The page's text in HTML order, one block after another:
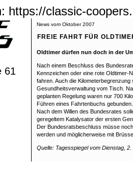
https://classic-
61
News vom Oktober 2007
FREIE FAHRT FÜR
Oldtimer dürfen nun doch in der
Nach einem Beschluss des
Kennzeichen oder eine rote Oldtimer-
fahren. Auch die
Gesundheitsverwaltung vom Tisch.
geplanten Regelung waren nur 700
Führen eines Fahrtenbuchs gebunden.
Nach dem Willen des Bundesrates
geregeltem Katalysator der ersten
Der Bundesratsbeschluss müsse
werden und möglicherweise mit
Quelle: Tagesspiegel vom Dienstag,